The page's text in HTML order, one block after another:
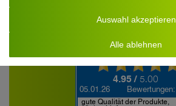
Auswahl akzeptieren
Alle ablehnen